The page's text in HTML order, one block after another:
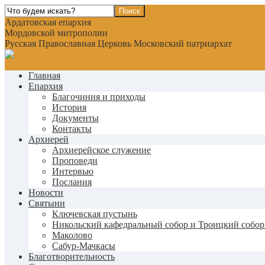
Ардатовская епархия
Мордовской митрополии
Русская Православная Церковь Московский патриархат
Главная
Епархия
Благочиния и приходы
История
Документы
Контакты
Архиерей
Архиерейское служение
Проповеди
Интервью
Послания
Новости
Святыни
Ключевская пустынь
Никольский кафедральный собор и Троицкий собор
Маколово
Сабур-Мачкасы
Благотворительность